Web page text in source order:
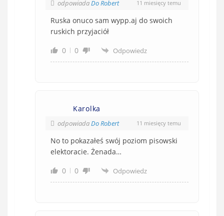
odpowiadaDo Robert 11 miesięcy temu
Ruska onuco sam wypp.aj do swoich
ruskich przyjaciół
0
0 Odpowiedz
Karolka
odpowiadaDo Robert 11 miesięcy temu
No to pokazałeś swój poziom pisowski
elektoracie. Żenada…
0
0 Odpowiedz